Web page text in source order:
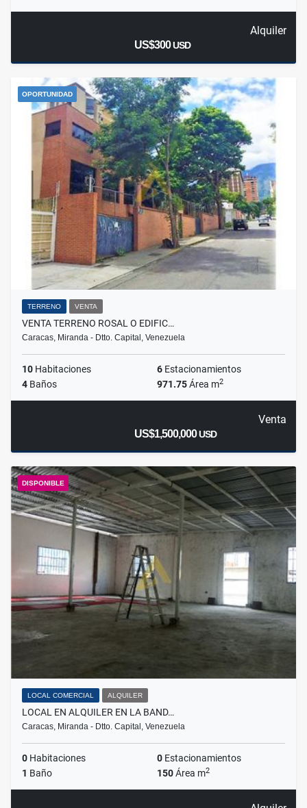
Alquiler
US$300USD
OPORTUNIDAD
TERRENO VENTA
VENTA TERRENO ROSAL O EDIFIC…
Caracas, Miranda - Dtto. Capital, Venezuela
10 Habitaciones 6 Estacionamientos
4 Baños 971.75Área m2
Venta
US$1,500,000USD
DISPONIBLE
LOCAL COMERCIAL ALQUILER
LOCAL EN ALQUILER EN LA BAND…
Caracas, Miranda - Dtto. Capital, Venezuela
0 Habitaciones 0 Estacionamientos
1 Baño 150Área m2